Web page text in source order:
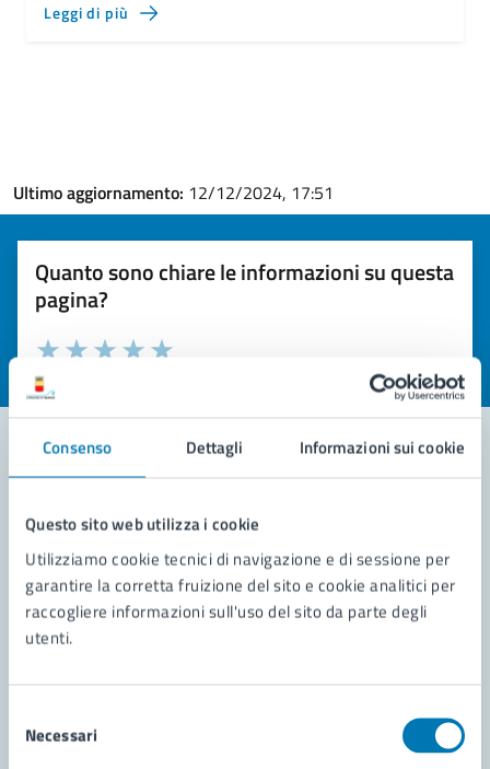
Consenso Dettagli Informazioni sui cookie
Questo sito web utilizza i cookie
Utilizziamo cookie tecnici di navigazione e di sessione per
garantire la corretta fruizione del sito e cookie analitici per
raccogliere informazioni sull'uso del sito da parte degli
utenti.
delNecessari
Leggi di più
Ultimo aggiornamento: 12/12/2024, 17:51
Quanto sono chiare le informazioni su questa
pagina?
Valuta la chiarezza delle informazioni (da 1 a 5 stelle)
Seleziona il numero di stelle per valutare la chiarezza delle
Valuta 1 stelle su 5
Richiedi assistenza
Segnala disservizio